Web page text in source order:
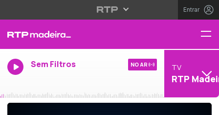
Entrar
Sem Filtros NO AR TV
RTP